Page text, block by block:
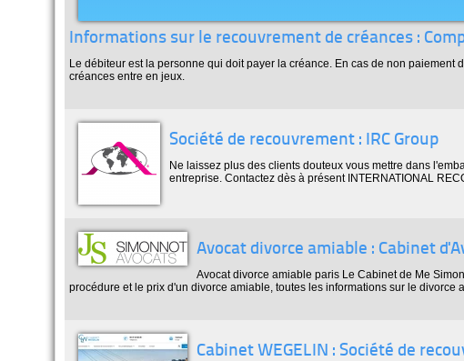
Informations sur le recouvrement de créances :
Le débiteur est la personne qui doit payer la créance. En cas de non paiement
créances entre en jeux.
Société de recouvrement : IRC Group
Ne laissez plus des clients douteux vous mettre dans
entreprise. Contactez dès à présent INTERNATIONAL
Avocat divorce amiable : Cabinet
Avocat divorce amiable paris Le Cabinet de Me
procédure et le prix d'un divorce amiable, toutes les informations sur le divorce
Cabinet WEGELIN : Société de